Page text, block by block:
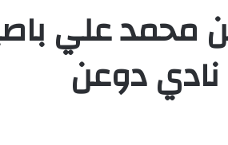
محمد علي
دوعن